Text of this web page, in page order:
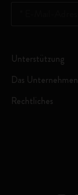
Unterstützung
Das Unternehmen
Rechtliches